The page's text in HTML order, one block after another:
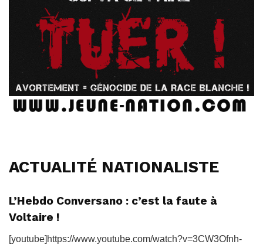
ACTUALITÉ NATIONALISTE
L’Hebdo Conversano : c’est la faute à
Voltaire !
[youtube]https://www.youtube.com/watch?v=3CW3Ofnh-